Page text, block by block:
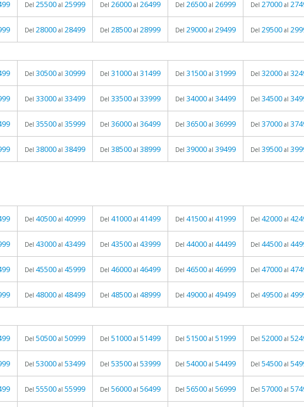
Del 25500 al 25999 Del 26000 al 26499 Del 26500 al 26999 Del 27000 al
Del 28000 al 28499 Del 28500 al 28999 Del 29000 al 29499 Del 29500 al
Del 30500 al 30999 Del 31000 al 31499 Del 31500 al 31999 Del 32000 al
Del 33000 al 33499 Del 33500 al 33999 Del 34000 al 34499 Del 34500 al
Del 35500 al 35999 Del 36000 al 36499 Del 36500 al 36999 Del 37000 al
Del 38000 al 38499 Del 38500 al 38999 Del 39000 al 39499 Del 39500 al
Del 40500 al 40999 Del 41000 al 41499 Del 41500 al 41999 Del 42000 al
Del 43000 al 43499 Del 43500 al 43999 Del 44000 al 44499 Del 44500 al
Del 45500 al 45999 Del 46000 al 46499 Del 46500 al 46999 Del 47000 al
Del 48000 al 48499 Del 48500 al 48999 Del 49000 al 49499 Del 49500 al
Del 50500 al 50999 Del 51000 al 51499 Del 51500 al 51999 Del 52000 al
Del 53000 al 53499 Del 53500 al 53999 Del 54000 al 54499 Del 54500 al
Del 55500 al 55999 Del 56000 al 56499 Del 56500 al 56999 Del 57000 al